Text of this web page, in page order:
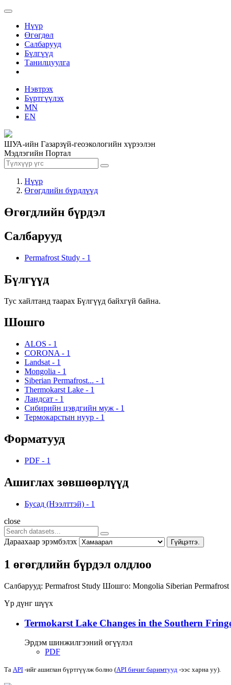
Нүүр
Өгөгдөл
Салбарууд
Бүлгүүд
Танилцуулга
Нэвтрэх
Бүртгүүлэх
MN
EN
ШУА-ийн Газарзүй-геоэкологийн хүрээлэн
Мэдлэгийн Портал
Нүүр
Өгөгдлийн бүрдлүүд
Өгөгдлийн бүрдэл
Салбарууд
Permafrost Study - 1
Бүлгүүд
Тус хайлтанд таарах Бүлгүүд байхгүй байна.
Шошго
ALOS - 1
CORONA - 1
Landsat - 1
Mongolia - 1
Siberian Permafrost... - 1
Thermokarst Lake - 1
Ландсат - 1
Сибирийн цэвдгийн муж - 1
Термокарстын нуур - 1
Форматууд
PDF - 1
Ашиглах зөвшөөрлүүд
Бусад (Нээлттэй) - 1
close
Дараахаар эрэмбэлэх Гүйцэтгэ.
1 өгөгдлийн бүрдэл олдлоо
Салбарууд: Permafrost Study Шошго: Mongolia Siberian
Үр дүнг шүүх
Termokarst Lake Changes in the Southern
Эрдэм шинжилгээний өгүүлэл
PDF
Та API -ийг ашиглан бүртгүүлж болно (API бичиг баримтууд -ээс харна уу).